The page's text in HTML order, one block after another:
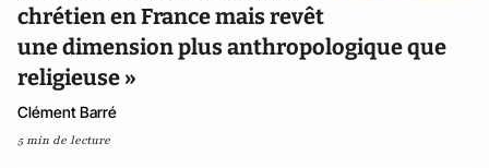
chrétien en France mais revêt
une dimension plus anthropologique que
religieuse »
Clément Barré
5 min de lecture